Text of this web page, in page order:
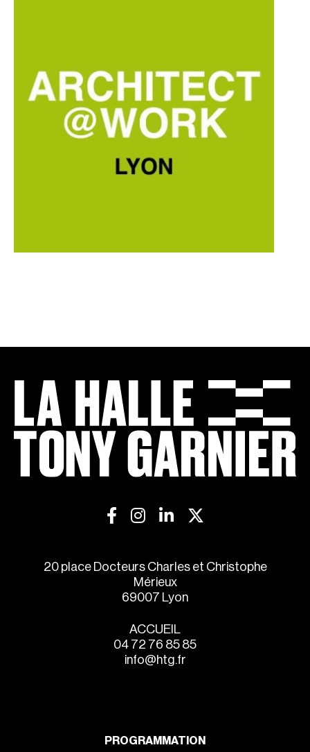
20 place Docteurs Charles et Christophe
Mérieux
69007 Lyon
ACCUEIL
04 72 76 85 85
info@htg.fr
PROGRAMMATION